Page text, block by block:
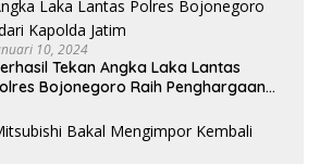
10, 2024
Tekan Angka Laka Lantas
Bojonegoro Raih Penghargaan